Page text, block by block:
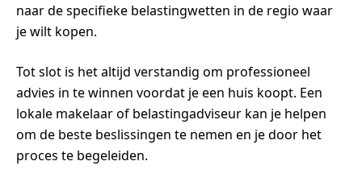
naar de specifieke belastingwetten in de regio waar
je wilt kopen.
Tot slot is het altijd verstandig om professioneel
advies in te winnen voordat je een huis koopt. Een
lokale makelaar of belastingadviseur kan je helpen
om de beste beslissingen te nemen en je door het
proces te begeleiden.